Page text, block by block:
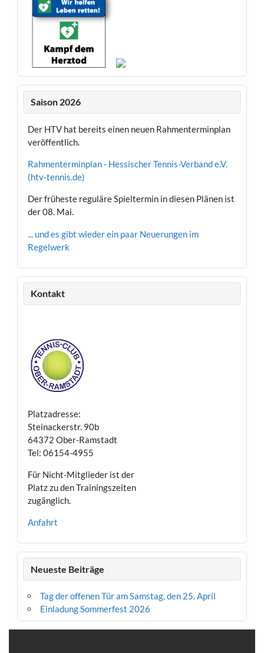
Saison 2026
Der HTV hat bereits einen neuen Rahmenterminplan
veröffentlich.
Rahmenterminplan - Hessischer Tennis-Verband e.V.
(htv-tennis.de)
Der früheste reguläre Spieltermin in diesen Plänen ist
der 08. Mai.
... und es gibt wieder ein paar Neuerungen im
Regelwerk
Kontakt
Platzadresse:
Steinackerstr. 90b
64372 Ober-Ramstadt
Tel: 06154-4955
Für Nicht-Mitglieder ist der
Platz zu den Trainingszeiten
zugänglich.
Anfahrt
Neueste Beiträge
Tag der offenen Tür am Samstag, den 25. April
Einladung Sommerfest 2026